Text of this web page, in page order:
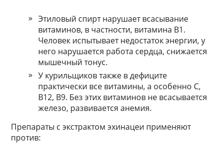
Этиловый спирт нарушает всасывание
витаминов, в частности, витамина В1.
Человек испытывает недостаток энергии, у
него нарушается работа сердца, снижается
мышечный тонус.
У курильщиков также в дефиците
практически все витамины, а особенно С,
В12, В9. Без этих витаминов не всасывается
железо, развивается анемия.
Препараты с экстрактом эхинацеи применяют
против: